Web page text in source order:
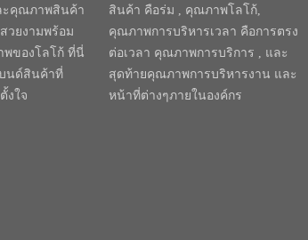
ะคุณภาพสินค้า
วยงามพร้อม
ของโลโก้ ที่นี่
บนด์สินค้าที่
งใจ
สินค้า คือร่ม , คุณภาพโลโก้,
คุณภาพการบริหารเวลา คือการตรง
ต่อเวลา คุณภาพการบริการ , และ
สุดท้ายคุณภาพการบริหารงาน และ
หน้าที่ต่างๆภายในองค์กร